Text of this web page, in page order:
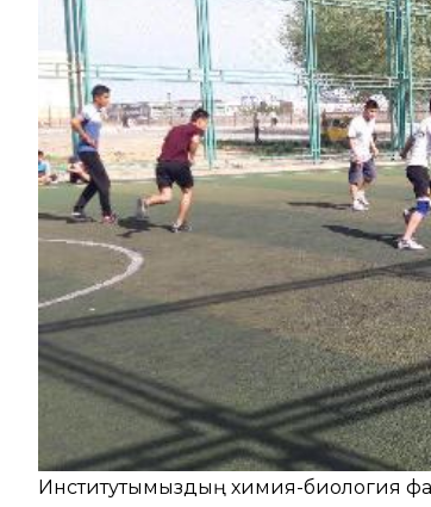
Институтымыздың химия-биология